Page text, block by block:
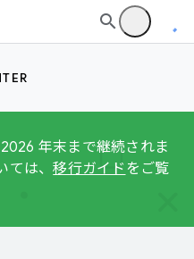
年末まで継続されま
ては、移行ガイド をご覧